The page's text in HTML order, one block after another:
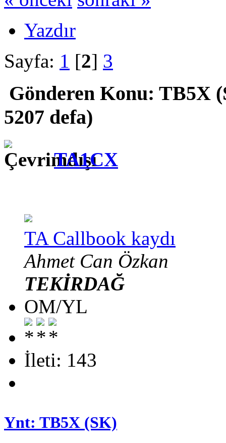
Yazdır
Sayfa: 1 [2] 3
Gönderen Konu: TB5X
5207 defa)
TA1CX
TA Callbook kaydı
Ahmet Can Özkan
TEKİRDAĞ
OM/YL
İleti: 143
Ynt: TB5X (SK)